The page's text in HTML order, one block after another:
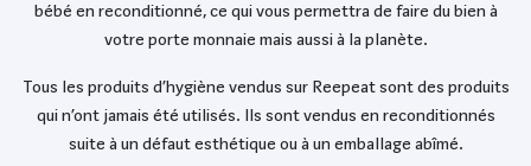
bébé en reconditionné, ce qui vous permettra de faire du bien à
votre porte monnaie mais aussi à la planète.
Tous les produits d’hygiène vendus sur Reepeat sont des produits
qui n’ont jamais été utilisés. Ils sont vendus en reconditionnés
suite à un défaut esthétique ou à un emballage abîmé.